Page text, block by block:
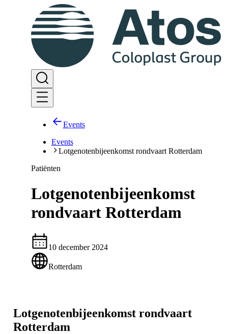
Events
Events
Lotgenotenbijeenkomst rondvaart Rotterdam
Patiënten
Lotgenotenbijeenkomst
rondvaart Rotterdam
10 december 2024
Rotterdam
Lotgenotenbijeenkomst rondvaart
Rotterdam